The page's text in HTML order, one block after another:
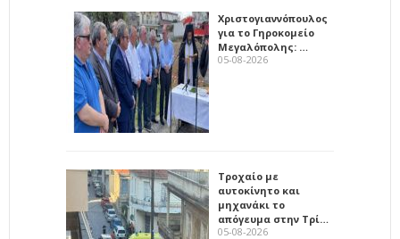
Χριστογιαννόπουλος
για το Γηροκομείο
Μεγαλόπολης: …
05-08-2026
Τροχαίο με
αυτοκίνητο και
μηχανάκι το
απόγευμα στην Τρί…
05-08-2026